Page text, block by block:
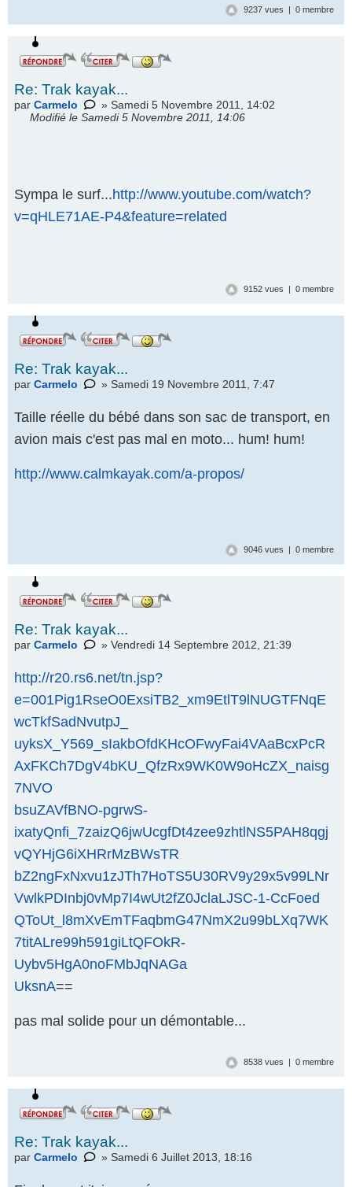
9237 vues | 0 membre
Re: Trak kayak...
par Carmelo
» Samedi 5 Novembre 2011, 14:02
Modifié le Samedi 5 Novembre 2011, 14:06
Sympa le surf...http://www.youtube.com/watch?
v=qHLE71AE-P4&feature=related
9152 vues | 0 membre
Re: Trak kayak...
par Carmelo » Samedi 19 Novembre 2011, 7:47
Taille réelle du bébé dans son sac de transport, en
avion mais c'est pas mal en moto... hum! hum!
http://www.calmkayak.com/a-propos/
9046 vues | 0 membre
Re: Trak kayak...
par Carmelo » Vendredi 14 Septembre 2012, 21:39
http://r20.rs6.net/tn.jsp?
e=001Pig1RseO0ExsiTB2_xm9EtlT9lNUGTFNqE
wcTkfSadNvutpJ_
uyksX_Y569_sIakbOfdKHcOFwyFai4VAaBcxPcR
AxFKCh7DgV4bKU_QfzRx9WK0W9oHcZX_naisg
7NVO
bsuZAVfBNO-pgrwS-
ixatyQnfi_7zaizQ6jwUcgfDt4zee9zhtlNS5PAH8qgj
vQYHjG6iXHRrMzBWsTR
bZ2ngFxNxvu1zJTh7HoTS5U30RV9y29x5v99LNr
VwlkPDInbj0vMp7I4wUt2fZ0JclaLJSC-1-CcFoed
QToUt_l8mXvEmTFaqbmG47NmX2u99bLXq7WK
7titALre99h591giLtQFOkR-
Uybv5HgA0noFMbJqNAGa
UksnA==
pas mal solide pour un démontable...
8538 vues | 0 membre
Re: Trak kayak...
par Carmelo » Samedi 6 Juillet 2013, 18:16